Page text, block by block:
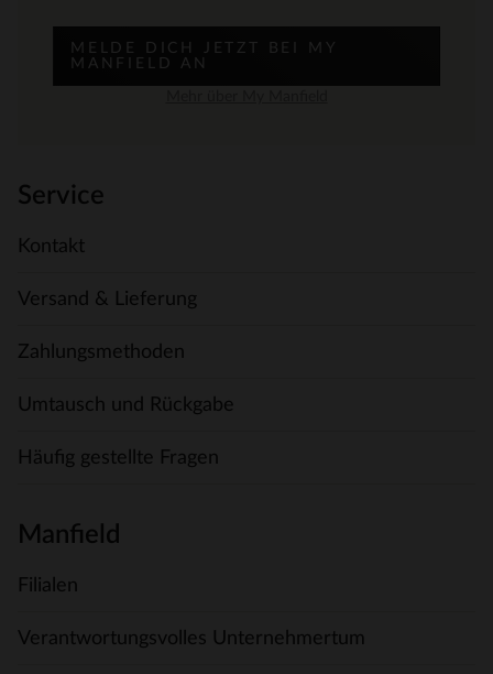
MELDE DICH JETZT BEI MY
MANFIELD AN
Service
Kontakt
Versand & Lieferung
Zahlungsmethoden
Umtausch und Rückgabe
Häufig gestellte Fragen
Manfield
Filialen
Verantwortungsvolles Unternehmertum